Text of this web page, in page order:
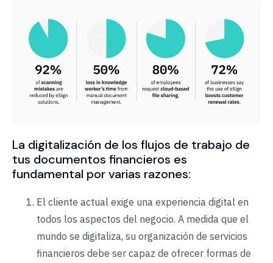
La digitalización de los flujos de trabajo de
tus documentos financieros es
fundamental por varias razones:
El cliente actual exige una experiencia digital en
todos los aspectos del negocio. A medida que el
mundo se digitaliza, su organización de servicios
financieros debe ser capaz de ofrecer formas de